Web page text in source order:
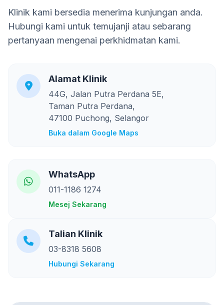
Klinik kami bersedia menerima kunjungan anda.
Hubungi kami untuk temujanji atau sebarang
pertanyaan mengenai perkhidmatan kami.
Alamat Klinik
44G, Jalan Putra Perdana 5E,
Taman Putra Perdana,
47100 Puchong, Selangor
Buka dalam Google Maps
WhatsApp
011-1186 1274
Mesej Sekarang
Talian Klinik
03-8318 5608
Hubungi Sekarang